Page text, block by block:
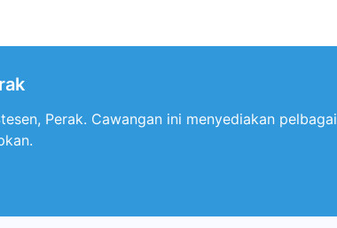
Perak. Cawangan ini menyediakan pelbagai